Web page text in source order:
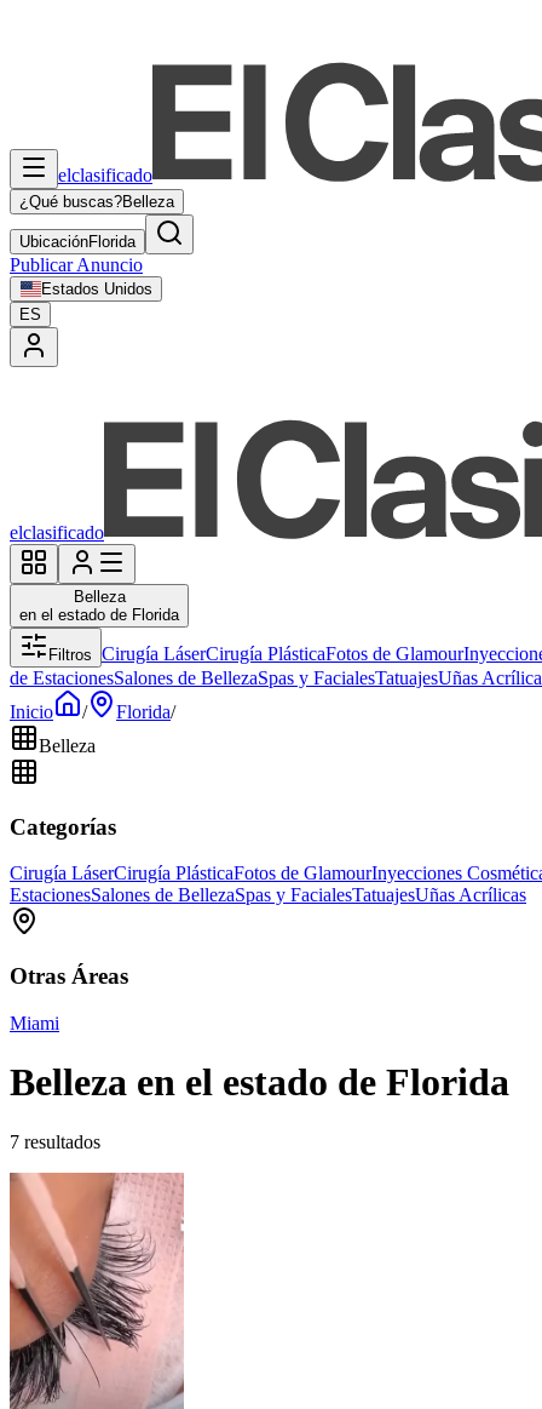
elclasificado
¿Qué buscas?Belleza
UbicaciónFlorida
Publicar Anuncio
Estados Unidos
ES
elclasificado
Belleza
en el estado de Florida
Filtros Cirugía LáserCirugía PlásticaFotos de Glamour
de EstacionesSalones de BellezaSpas y FacialesTatuajesUñas
Inicio
/ Florida/
Belleza
Categorías
Cirugía LáserCirugía PlásticaFotos de GlamourInyecciones
EstacionesSalones de BellezaSpas y FacialesTatuajesUñas Acrílicas
Otras Áreas
Miami
Belleza en el estado de Florida
7 resultados